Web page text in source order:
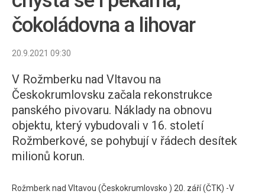
čokoládovna a lihovar
20.9.2021 09:30
V Rožmberku nad Vltavou na
Českokrumlovsku začala rekonstrukce
panského pivovaru. Náklady na obnovu
objektu, který vybudovali v 16. století
Rožmberkové, se pohybují v řádech desítek
milionů korun.
Rožmberk nad Vltavou (Českokrumlovsko ) 20. září (ČTK) -V